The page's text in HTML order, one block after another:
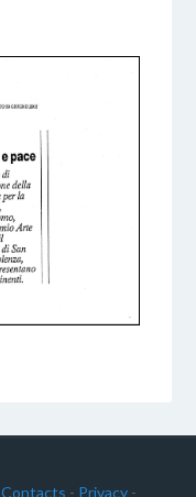
Contacts - Privacy-